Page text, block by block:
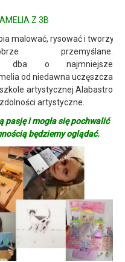
Z 3B
malować, rysować i
przemyślane.
o najmniejsze
od niedawna uczęszcza
artystycznej Alabastro
artystyczne.
pasję i mogła się pochwalić
będziemy oglądać.